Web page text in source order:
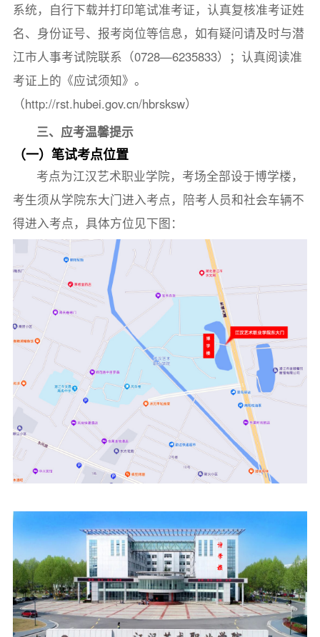
系统，自行下载并打印笔试准考证，认真复核准考证姓
名、身份证号、报考岗位等信息，如有疑问请及时与潜
江市人事考试院联系（0728—6235833）；认真阅读准
考证上的《应试须知》。
（http://rst.hubei.gov.cn/hbrsksw）
三、应考温馨提示
（一）笔试考点位置
考点为江汉艺术职业学院，考场全部设于博学楼，
考生须从学院东大门进入考点，陪考人员和社会车辆不
得进入考点，具体方位见下图：